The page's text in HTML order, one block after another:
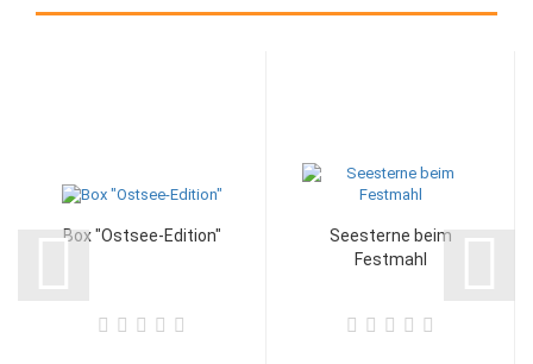
Box "Ostsee-Edition"
Seesterne beim
Festmahl